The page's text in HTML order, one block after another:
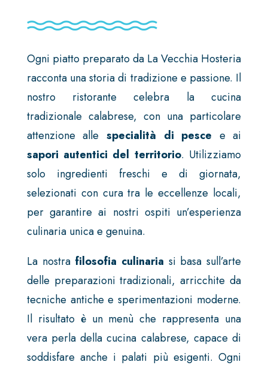
Ogni piatto preparato da La Vecchia Hosteria
racconta una storia di tradizione e passione. Il
nostro ristorante celebra la cucina
tradizionale calabrese, con una particolare
attenzione alle specialità di pesce e ai
sapori autentici del territorio. Utilizziamo
solo ingredienti freschi e di giornata,
selezionati con cura tra le eccellenze locali,
per garantire ai nostri ospiti un’esperienza
culinaria unica e genuina.
La nostra filosofia culinaria si basa sull’arte
delle preparazioni tradizionali, arricchite da
tecniche antiche e sperimentazioni moderne.
Il risultato è un menù che rappresenta una
vera perla della cucina calabrese, capace di
soddisfare anche i palati più esigenti. Ogni